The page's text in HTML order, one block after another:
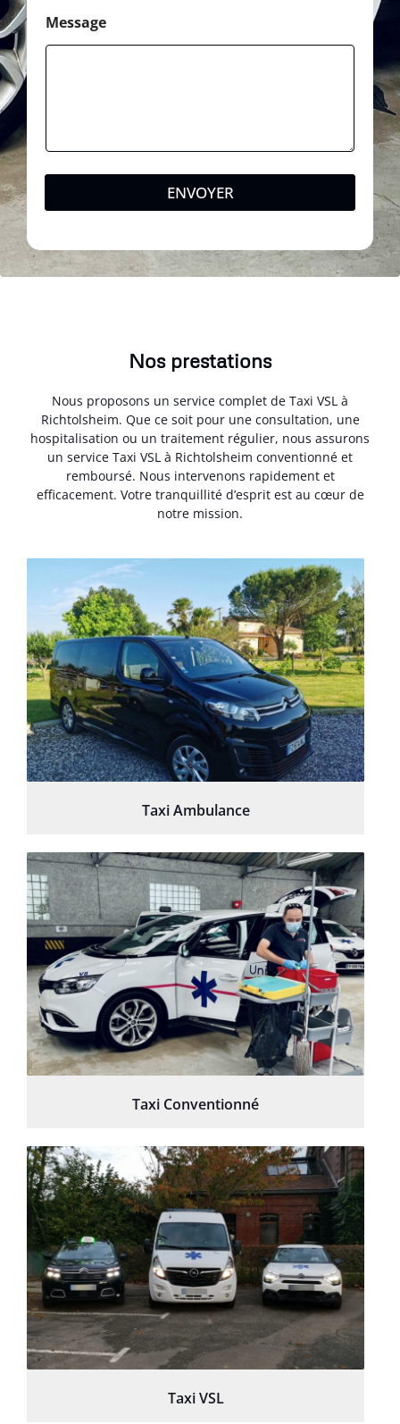
Message
ENVOYER
Nos prestations
Nous proposons un service complet de Taxi VSL à
Richtolsheim. Que ce soit pour une consultation, une
hospitalisation ou un traitement régulier, nous assurons
un service Taxi VSL à Richtolsheim conventionné et
remboursé. Nous intervenons rapidement et
efficacement. Votre tranquillité d’esprit est au cœur de
notre mission.
Taxi Ambulance
Taxi Conventionné
Taxi VSL